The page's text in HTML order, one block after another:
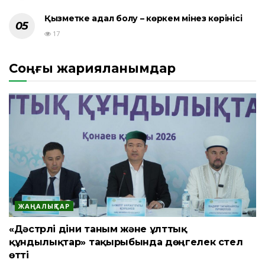
Қызметке адал болу – көркем мінез көрінісі
17
Соңғы жарияланымдар
ЖАҢАЛЫҚТАР
«Дәстүрлі діни таным және ұлттық
құндылықтар» тақырыбында дөңгелек үстел
өтті